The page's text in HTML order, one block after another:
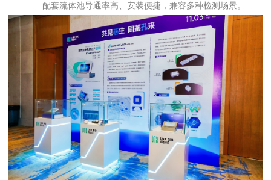
配套流体池导通率高、安装便捷，兼容多种检测场景。